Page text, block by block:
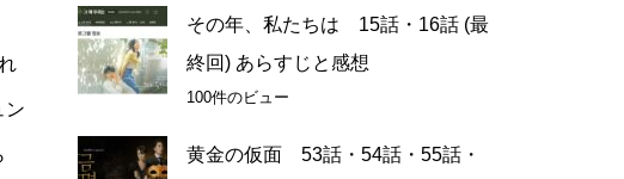
ン
その年、私たちは 15話・16話 (最
終回) あらすじと感想
100件のビュー
黄金の仮面 53話・54話・55話・